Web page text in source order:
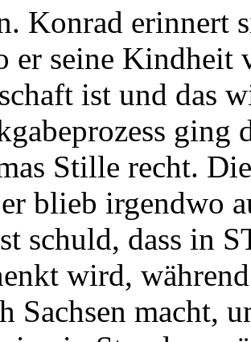
Konrad erinnert
er seine Kindheit
ist und das
ging
Stille recht.
blieb irgendwo
schuld, dass in
wird,
Sachsen macht,